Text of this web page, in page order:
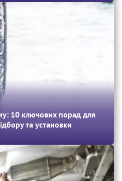
10 ключових порад для
та установки